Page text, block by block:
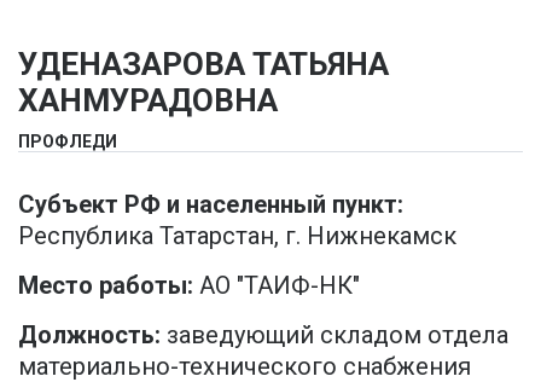
УДЕНАЗАРОВА ТАТЬЯНА
ХАНМУРАДОВНА
ПРОФЛЕДИ
Субъект РФ и населенный пункт:
Республика Татарстан, г. Нижнекамск
Место работы: АО "ТАИФ-НК"
Должность: заведующий складом отдела
материально-технического снабжения